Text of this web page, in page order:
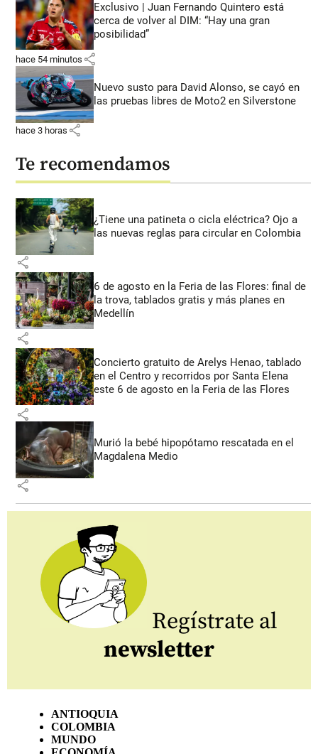
Exclusivo | Juan Fernando Quintero está
cerca de volver al DIM: “Hay una gran
posibilidad”
hace 54 minutos share
Nuevo susto para David Alonso, se cayó en
las pruebas libres de Moto2 en Silverstone
hace 3 horas share
Te recomendamos
¿Tiene una patineta o cicla eléctrica? Ojo a
las nuevas reglas para circular en Colombia
share
6 de agosto en la Feria de las Flores: final de
la trova, tablados gratis y más planes en
Medellín
share
Concierto gratuito de Arelys Henao, tablado
en el Centro y recorridos por Santa Elena
este 6 de agosto en la Feria de las Flores
share
Murió la bebé hipopótamo rescatada en el
Magdalena Medio
share
Regístrate al
newsletter
ANTIOQUIA
COLOMBIA
MUNDO